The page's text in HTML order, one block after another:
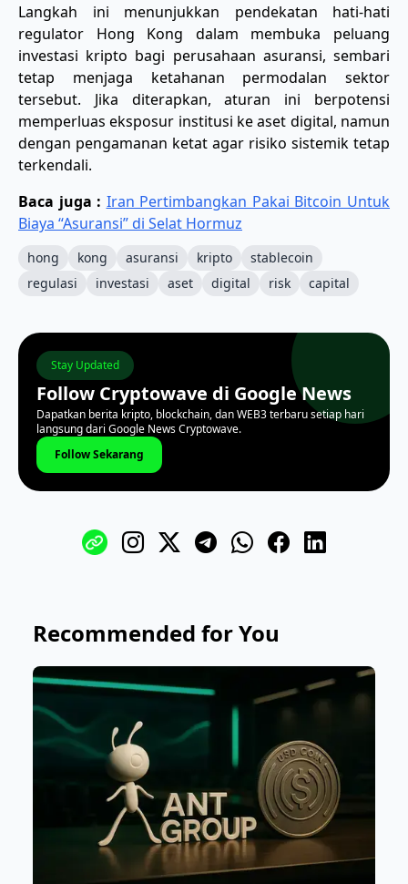
Langkah ini menunjukkan pendekatan hati-hati
regulator Hong Kong dalam membuka peluang
investasi kripto bagi perusahaan asuransi, sembari
tetap menjaga ketahanan permodalan sektor
tersebut. Jika diterapkan, aturan ini berpotensi
memperluas eksposur institusi ke aset digital, namun
dengan pengamanan ketat agar risiko sistemik tetap
terkendali.
Baca juga : Iran Pertimbangkan Pakai Bitcoin Untuk
Biaya “Asuransi” di Selat Hormuz
hong kong asuransi kripto
stablecoin
regulasi
investasi aset digital risk capital
Stay Updated
Follow Cryptowave di Google News
Dapatkan berita kripto, blockchain, dan WEB3 terbaru setiap hari
langsung dari Google News Cryptowave.
Follow Sekarang
Recommended for You